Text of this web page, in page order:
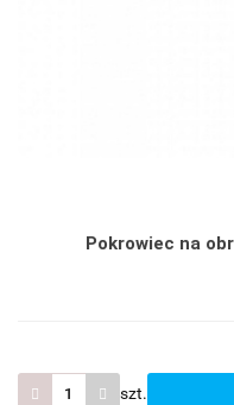
Pokrowiec na
szt.